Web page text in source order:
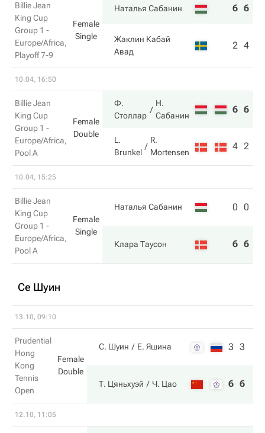
Billie Jean
King Cup
Group 1 -
Europe/Africa,
Playoff 7-9
Female
Single
Наталья Сабанин 6 6
Жаклин Кабай
Авад
2 4
10.04, 16:50
Billie Jean
King Cup
Group 1 -
Europe/Africa,
Pool A
Female
Double
Ф.
Столлар
Н.
Сабанин
6 6
L.
Brunkel
R.
Mortensen
4 2
10.04, 15:25
Billie Jean
King Cup
Group 1 -
Europe/Africa,
Pool A
Female
Single
Наталья Сабанин 0 0
Клара Таусон 6 6
Се Шуин
13.10, 09:10
Prudential
Hong
Kong
Tennis
Open
Female
Double
С. Шуин Е. Яшина 3 3
Т. Цяньхуэй Ч. Цао 6 6
12.10, 11:05